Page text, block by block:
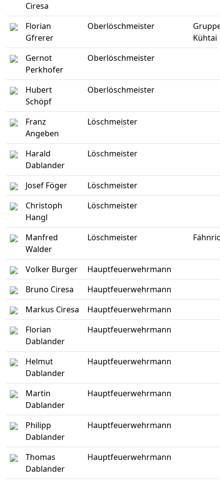
Ciresa
Florian
Gfrerer
Oberlöschmeister
Kühtai
Gernot
Perkhofer
Oberlöschmeister
Hubert
Schöpf
Oberlöschmeister
Franz
Angeben
Löschmeister
Harald
Dablander
Löschmeister
Josef Föger
Löschmeister
Christoph
Hangl
Löschmeister
Manfred
Walder
Löschmeister
Volker Burger
Hauptfeuerwehrmann
Bruno Ciresa
Hauptfeuerwehrmann
Markus Ciresa
Hauptfeuerwehrmann
Florian
Dablander
Hauptfeuerwehrmann
Helmut
Dablander
Hauptfeuerwehrmann
Martin
Dablander
Hauptfeuerwehrmann
Philipp
Dablander
Hauptfeuerwehrmann
Thomas
Dablander
Hauptfeuerwehrmann